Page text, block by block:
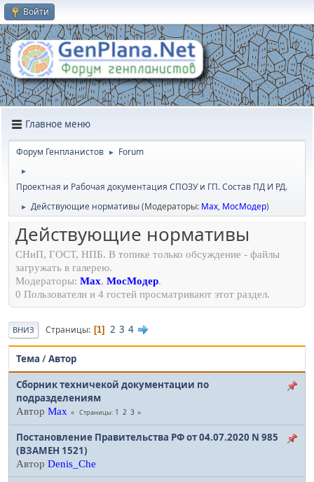
Войти
Главное меню
Форум Генпланистов ► Forum
►
Проектная и Рабочая документация СПОЗУ и ГП. Состав ПД И РД.
► Действующие нормативы(Модераторы: Max, МосМодер)
Действующие нормативы
СНиП, ГОСТ, НПБ. В топике только обсуждение - файлы
загружать в галерею.
Модераторы: Max, МосМодер.
0 Пользователи и 4 гостей просматривают этот раздел.
ВНИЗ Страницы 1 2 3 4
Тема /Автор
Сборник техничекой документации по
подразделениям
Автор Max Страницы 1 2 3
Постановление Правительства РФ от 04.07.2020 N 985
(ВЗАМЕН 1521)
Автор Denis_Che